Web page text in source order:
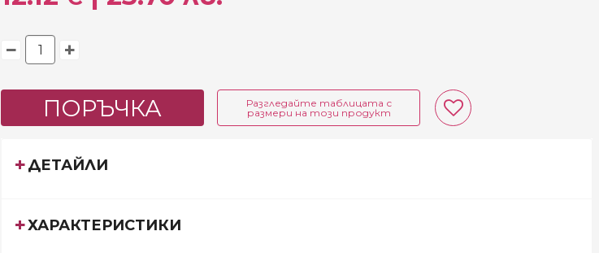
ПОРЪЧКА
Разгледайте таблицата с
размери на този продукт
ДЕТАЙЛИ
ХАРАКТЕРИСТИКИ